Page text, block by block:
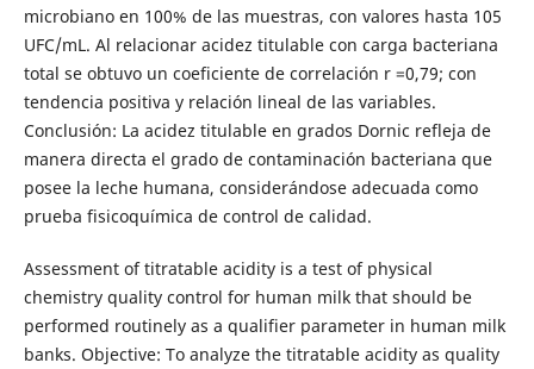
microbiano en 100% de las muestras, con valores hasta 105
UFC/mL. Al relacionar acidez titulable con carga bacteriana
total se obtuvo un coeficiente de correlación r =0,79; con
tendencia positiva y relación lineal de las variables.
Conclusión: La acidez titulable en grados Dornic refleja de
manera directa el grado de contaminación bacteriana que
posee la leche humana, considerándose adecuada como
prueba fisicoquímica de control de calidad.
Assessment of titratable acidity is a test of physical
chemistry quality control for human milk that should be
performed routinely as a qualifier parameter in human milk
banks. Objective: To analyze the titratable acidity as quality